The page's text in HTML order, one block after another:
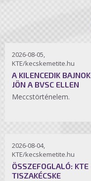
2026-08-05,
KTE/kecskemetite.hu
A KILENCEDIK
JÖN A BVSC ELLEN
Meccstörténelem.
2026-08-04,
KTE/kecskemetite.hu
ÖSSZEFOGLALÓ: KTE
TISZAKÉCSKE